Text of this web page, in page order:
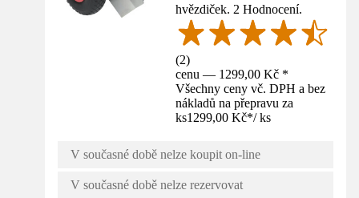
hvězdiček. 2 Hodnocení.
(2)
cenu — 1299,00 Kč *
Všechny ceny vč. DPH a bez
nákladů na přepravu za
ks1299,00 Kč*/ ks
V současné době nelze koupit on-line
V současné době nelze rezervovat